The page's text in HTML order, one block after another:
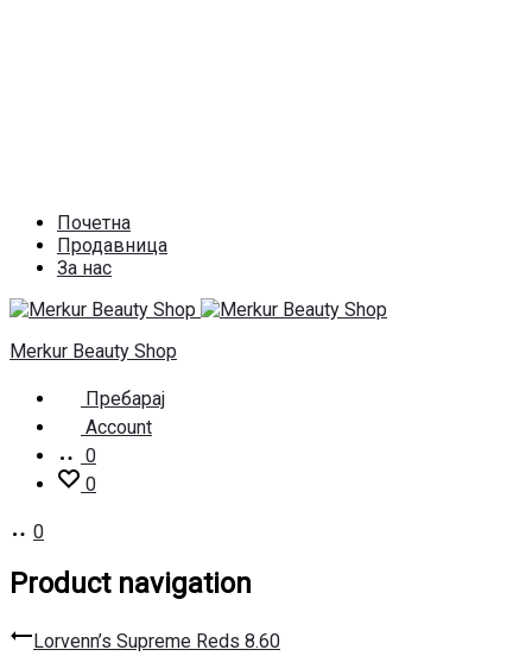
Почетна
Продавница
За нас
Merkur Beauty Shop
Пребарај
Account
0
0
0
Product navigation
Lorvenn’s Supreme Reds 8.60